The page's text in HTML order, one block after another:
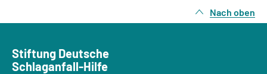
Nach oben
Stiftung Deutsche
Schlaganfall-Hilfe